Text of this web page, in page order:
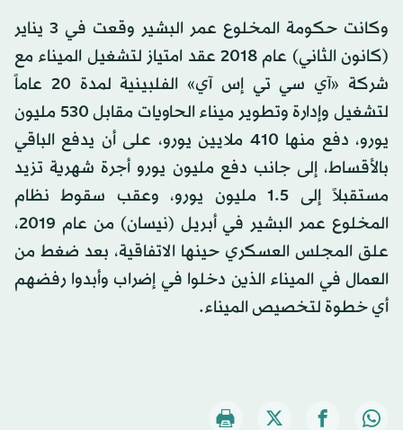
وكانت حكومة المخلوع عمر البشير وقعت في 3 يناير
(كانون الثاني) عام 2018 عقد امتياز لتشغيل الميناء مع
شركة «آي سي تي إس آي» الفلبينية لمدة 20 عاماً
لتشغيل وإدارة وتطوير ميناء الحاويات مقابل 530 مليون
يورو، دفع منها 410 ملايين يورو، على أن يدفع الباقي
بالأقساط، إلى جانب دفع مليون يورو أجرة شهرية تزيد
مستقبلاً إلى 1.5 مليون يورو، وعقب سقوط نظام
المخلوع عمر البشير في أبريل (نيسان) من عام 2019،
علق المجلس العسكري حينها الاتفاقية، بعد ضغط من
العمال في الميناء الذين دخلوا في إضراب وأبدوا رفضهم
أي خطوة لتخصيص الميناء.